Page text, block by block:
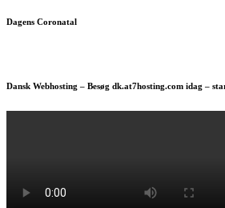
Dagens Coronatal
Dansk Webhosting – Besøg dk.at7hosting.com idag –